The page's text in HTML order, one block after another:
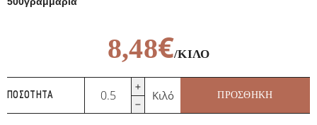
8,48€/ΚΙΛΌ
ΠΟΣΌΤΗΤΑ
Λουκάνικο
Πιπεράτο
ποσότητα
Κιλό ΠΡΟΣΘΉΚΗ